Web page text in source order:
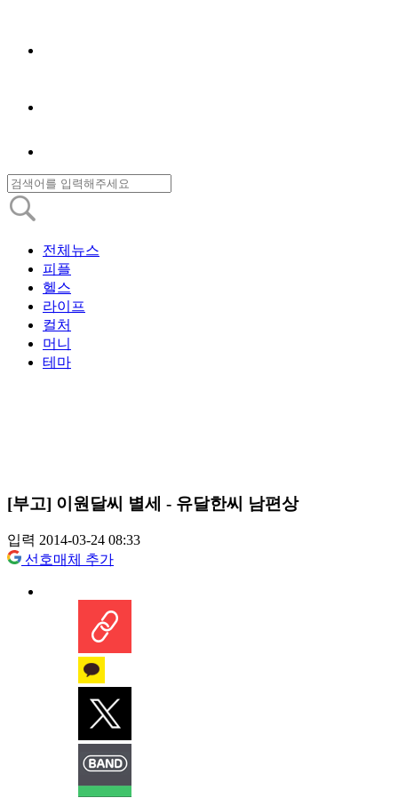
전체뉴스
피플
헬스
라이프
컬처
머니
테마
[부고] 이원달씨 별세 - 유달한씨 남편상
입력 2014-03-24 08:33
선호매체 추가